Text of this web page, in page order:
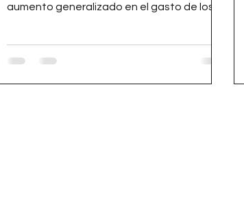
aumento generalizado en el gasto de los
descuentos comerciales y un uso más